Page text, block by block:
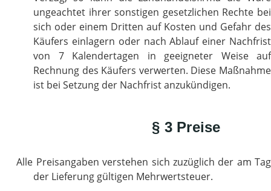
ungeachtet ihrer sonstigen gesetzlichen Rechte bei
sich oder einem Dritten auf Kosten und Gefahr des
Käufers einlagern oder nach Ablauf einer Nachfrist
von 7 Kalendertagen in geeigneter Weise auf
Rechnung des Käufers verwerten. Diese Maßnahme
ist bei Setzung der Nachfrist anzukündigen.
§ 3 Preise
Alle Preisangaben verstehen sich zuzüglich der am Tag
der Lieferung gültigen Mehrwertsteuer.